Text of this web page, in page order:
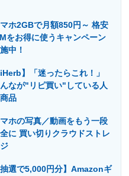
建設×テクノロジーの最前線
ホ2GBで月額850円～ 格安
をお得に使うキャンペーン
中！
iHerb】「迷ったらこれ！」
なが"リピ買い"している人
品
ホの写真／動画をもう一段
に 買い切りクラウドストレ
抽選で5,000円分】Amazonギ